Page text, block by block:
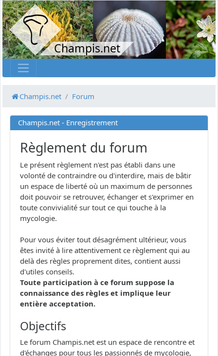
Champis.net
Champis.net Forum
Champis.net - Enregistrement
Règlement du forum
Le présent règlement n'est pas établi dans une
volonté de contraindre ou d'interdire, mais de bâtir
un espace de liberté où un maximum de personnes
doit pouvoir se retrouver, échanger et s'exprimer en
toute convivialité sur tout ce qui touche à la
mycologie.
Pour vous éviter tout désagrément ultérieur, vous
êtes invité à lire attentivement ce règlement qui au
delà des règles proprement dites, contient aussi
d'utiles conseils.
Toute participation à ce forum suppose la
connaissance des règles et implique leur
entière acceptation.
Objectifs
Le forum Champis.net est un espace de rencontre et
d'échanges pour tous les passionnés de mycologie,